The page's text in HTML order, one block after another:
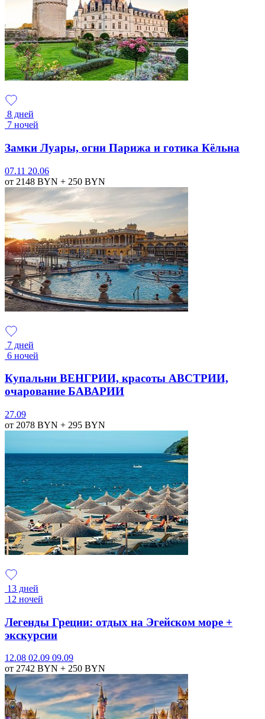
8 дней
7 ночей
Замки Луары, огни Парижа и готика Кёльна
07.11 20.06
от 2148 BYN + 250 BYN
7 дней
6 ночей
Купальни ВЕНГРИИ, красоты АВСТРИИ,
очарование БАВАРИИ
27.09
от 2078 BYN + 295 BYN
13 дней
12 ночей
Легенды Греции: отдых на Эгейском море +
экскурсии
12.08 02.09 09.09
от 2742 BYN + 250 BYN